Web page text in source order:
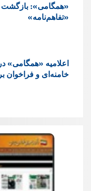
«همگامی»: بازگشت
«تفاهم‌نامه»
اعلامیه
خامنه‌ای و فراخوان